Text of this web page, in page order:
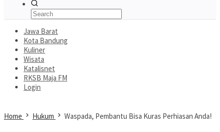
Jawa Barat
Kota Bandung
Kuliner
Wisata
Katalisnet
RKSB Maja FM
Login
Home Hukum Waspada, Pembantu Bisa Kuras Perhiasan Anda!